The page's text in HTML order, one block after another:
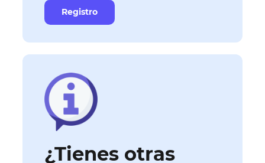
Registro
¿Tienes otras